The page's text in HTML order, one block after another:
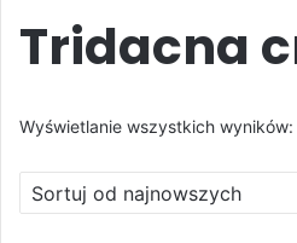
Tridacna
Wyświetlanie wszystkich wyników: